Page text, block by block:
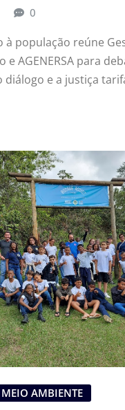
0
à população reúne
e AGENERSA para
diálogo e a justiça
MEIO AMBIENTE